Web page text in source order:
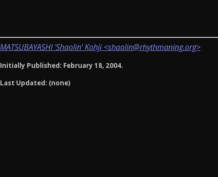
MATSUBAYASHI 'Shaolin' Kohji <shaolin@rhythmaning.org>
Initially Published: February 18, 2004.
Last Updated: (none)